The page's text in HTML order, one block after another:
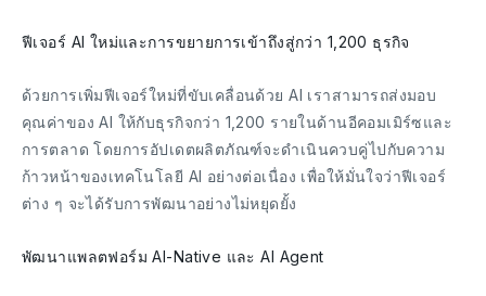
ฟีเจอร์ AI ใหม่และการขยายการเข้าถึงสู่กว่า 1,200 ธุรกิจ
ด้วยการเพิ่มฟีเจอร์ใหม่ที่ขับเคลื่อนด้วย AI เราสามารถส่งมอบ
คุณค่าของ AI ให้กับธุรกิจกว่า 1,200 รายในด้านอีคอมเมิร์ซและ
การตลาด โดยการอัปเดตผลิตภัณฑ์จะดำเนินควบคู่ไปกับความ
ก้าวหน้าของเทคโนโลยี AI อย่างต่อเนื่อง เพื่อให้มั่นใจว่าฟีเจอร์
ต่าง ๆ จะได้รับการพัฒนาอย่างไม่หยุดยั้ง
พัฒนาแพลตฟอร์ม AI-Native และ AI Agent